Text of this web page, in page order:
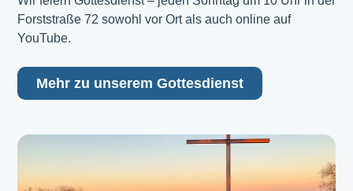
Forststraße 72 sowohl vor Ort als auch online auf
YouTube.
Mehr zu unserem Gottesdienst